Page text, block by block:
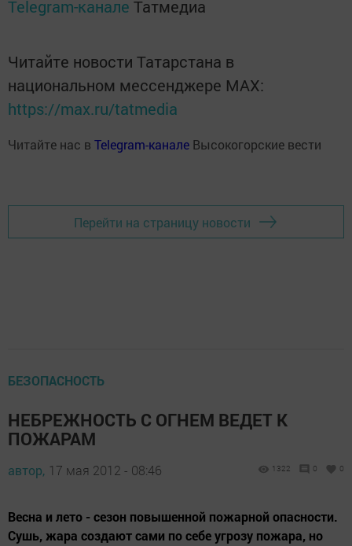
Telegram-канале Татмедиа
Читайте новости Татарстана в
национальном мессенджере MАХ:
https://max.ru/tatmedia
Читайте нас в Telegram-канале Высокогорские вести
Перейти на страницу новости
БЕЗОПАСНОСТЬ
НЕБРЕЖНОСТЬ С ОГНЕМ ВЕДЕТ К
ПОЖАРАМ
автор, 17 мая 2012 - 08:46 1322 0 0
Весна и лето - сезон повышенной пожарной опасности.
Сушь, жара создают сами по себе угрозу пожара, но